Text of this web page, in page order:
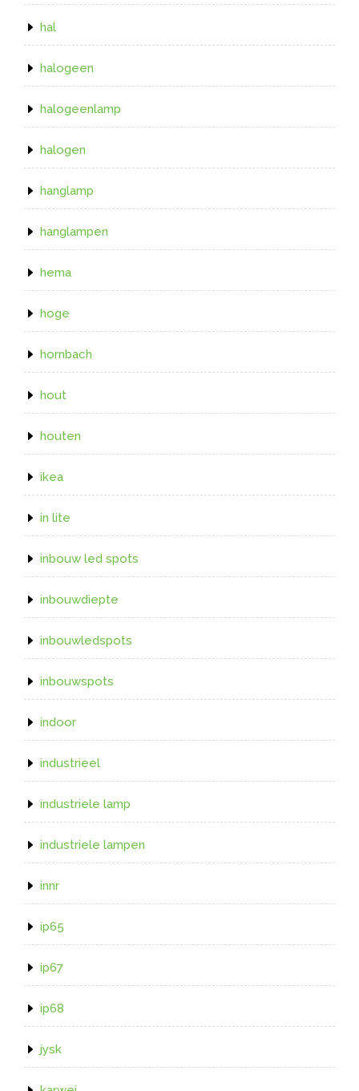
hal
halogeen
halogeenlamp
halogen
hanglamp
hanglampen
hema
hoge
hornbach
hout
houten
ikea
in lite
inbouw led spots
inbouwdiepte
inbouwledspots
inbouwspots
indoor
industrieel
industriele lamp
industriele lampen
innr
ip65
ip67
ip68
jysk